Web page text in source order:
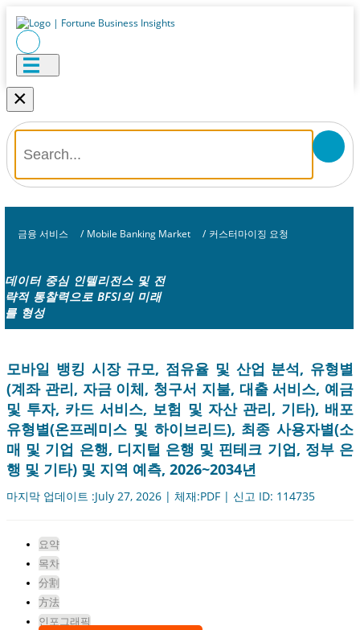
×
금융 서비스 / Mobile Banking Market / 커스터마이징 요청
데이터 중심 인텔리전스 및 전
략적 통찰력으로 BFSI의 미래
를 형성
모바일 뱅킹 시장 규모, 점유율 및 산업 분석, 유형별
(계좌 관리, 자금 이체, 청구서 지불, 대출 서비스, 예금
및 투자, 카드 서비스, 보험 및 자산 관리, 기타), 배포
유형별(온프레미스 및 하이브리드), 최종 사용자별(소
매 및 기업 은행, 디지털 은행 및 핀테크 기업, 정부 은
행 및 기타) 및 지역 예측, 2026~2034년
마지막 업데이트 :July 27, 2026 | 체재:PDF | 신고 ID: 114735
요약
목차
分割
方法
인포그래픽